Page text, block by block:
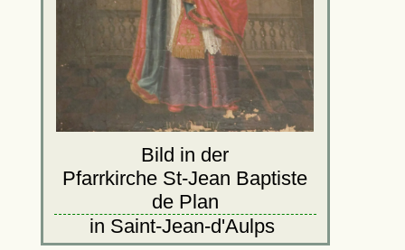
Bild in der
Pfarrkirche St-Jean Baptiste
de Plan
in Saint-Jean-d'Aulps